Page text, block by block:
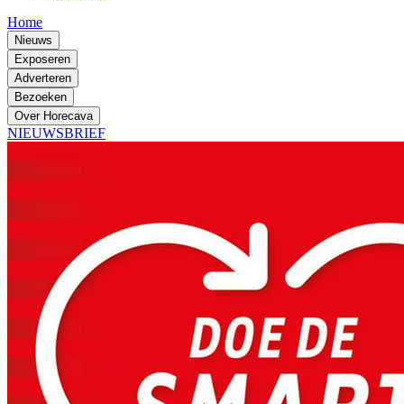
Home
Nieuws
Exposeren
Adverteren
Bezoeken
Over Horecava
NIEUWSBRIEF